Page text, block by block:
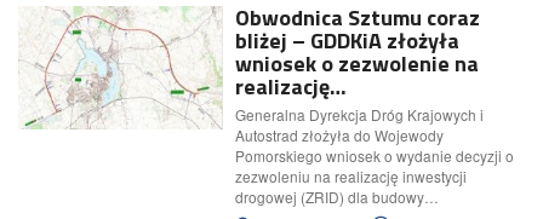
Obwodnica Sztumu coraz
bliżej – GDDKiA złożyła
wniosek o zezwolenie na
realizację…
Generalna Dyrekcja Dróg Krajowych i
Autostrad złożyła do Wojewody
Pomorskiego wniosek o wydanie decyzji o
zezwoleniu na realizację inwestycji
drogowej (ZRID) dla budowy…